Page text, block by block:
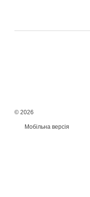
© 2026
Мобільна версія